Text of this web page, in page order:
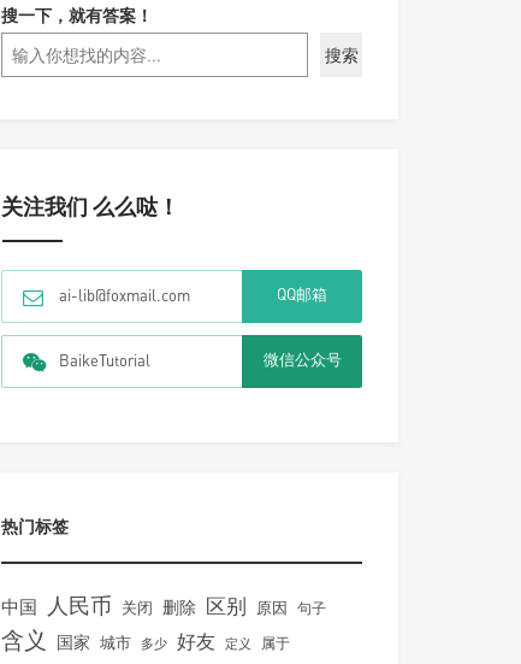
搜一下，就有答案！
搜索
关注我们 么么哒！
ai-lib@foxmail.com QQ邮箱
BaikeTutorial 微信公众号
热门标签
中国 人民币 关闭 删除 区别 原因 句子
含义 国家 城市 多少 好友 定义 属于